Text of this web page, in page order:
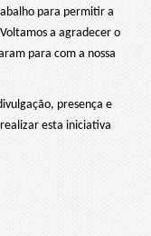
para permitir a
a agradecer o
para com a nossa
presença e
esta iniciativa